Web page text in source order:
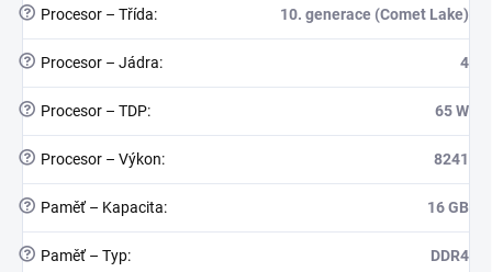
? Procesor – Třída: 10. generace (Comet Lake)
? Procesor – Jádra: 4
? Procesor – TDP: 65 W
? Procesor – Výkon: 8241
? Paměť – Kapacita: 16 GB
? Paměť – Typ: DDR4